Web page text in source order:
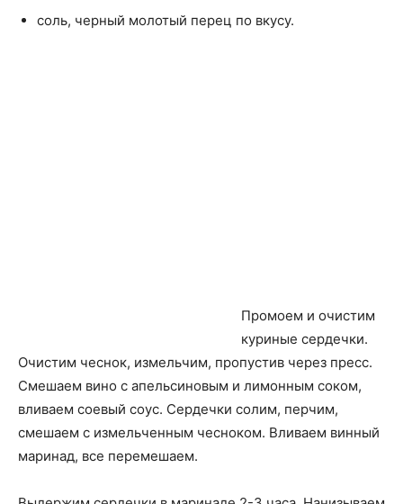
соль, черный молотый перец по вкусу.
Промоем и очистим
куриные сердечки.
Очистим чеснок, измельчим, пропустив через пресс.
Смешаем вино с апельсиновым и лимонным соком,
вливаем соевый соус. Сердечки солим, перчим,
смешаем с измельченным чесноком. Вливаем винный
маринад, все перемешаем.